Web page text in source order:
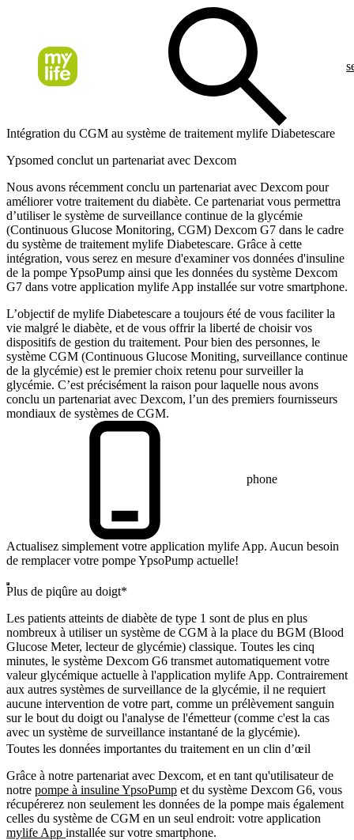
Intégration du CGM au système de traitement mylife Diabetescare
Ypsomed conclut un partenariat avec Dexcom
Nous avons récemment conclu un partenariat avec Dexcom pour
améliorer votre traitement du diabète. Ce partenariat vous permettra
d’utiliser le système de surveillance continue de la glycémie
(Continuous Glucose Monitoring, CGM) Dexcom G7 dans le cadre
du système de traitement mylife Diabetescare. Grâce à cette
intégration, vous serez en mesure d'examiner vos données d'insuline
de la pompe YpsoPump ainsi que les données du système Dexcom
G7 dans votre application mylife App installée sur votre smartphone.
L’objectif de mylife Diabetescare a toujours été de vous faciliter la
vie malgré le diabète, et de vous offrir la liberté de choisir vos
dispositifs de gestion du traitement. Pour bien des personnes, le
système CGM (Continuous Glucose Moniting, surveillance continue
de la glycémie) est le premier choix retenu pour surveiller la
glycémie. C’est précisément la raison pour laquelle nous avons
conclu un partenariat avec Dexcom, l’un des premiers fournisseurs
mondiaux de systèmes de CGM.
phone
Actualisez simplement votre application mylife App. Aucun besoin
de remplacer votre pompe YpsoPump actuelle!
Plus de piqûre au doigt*
Les patients atteints de diabète de type 1 sont de plus en plus
nombreux à utiliser un système de CGM à la place du BGM (Blood
Glucose Meter, lecteur de glycémie) classique. Toutes les cinq
minutes, le système Dexcom G6 transmet automatiquement votre
valeur glycémique actuelle à l'application mylife App. Contrairement
aux autres systèmes de surveillance de la glycémie, il ne requiert
aucune intervention de votre part, comme un prélèvement sanguin
sur le bout du doigt ou l'analyse de l'émetteur (comme c'est la cas
avec un système de surveillance instantané de la glycémie).
Toutes les données importantes du traitement en un clin d’œil
Grâce à notre partenariat avec Dexcom, et en tant qu'utilisateur de
notre pompe à insuline YpsoPump et du système Dexcom G6, vous
récupérerez non seulement les données de la pompe mais également
celles du système de CGM en un seul endroit: votre application
mylife App installée sur votre smartphone.